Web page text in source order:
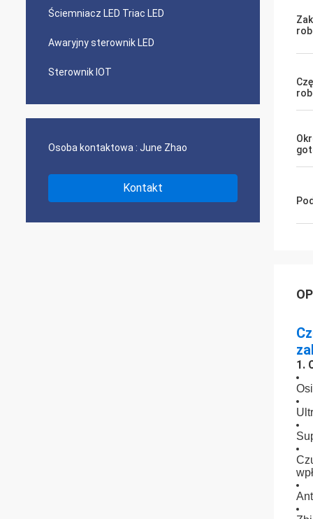
Ściemniacz LED Triac LED
Awaryjny sterownik LED
Sterownik IOT
Osoba kontaktowa : June Zhao
Kontakt
1.